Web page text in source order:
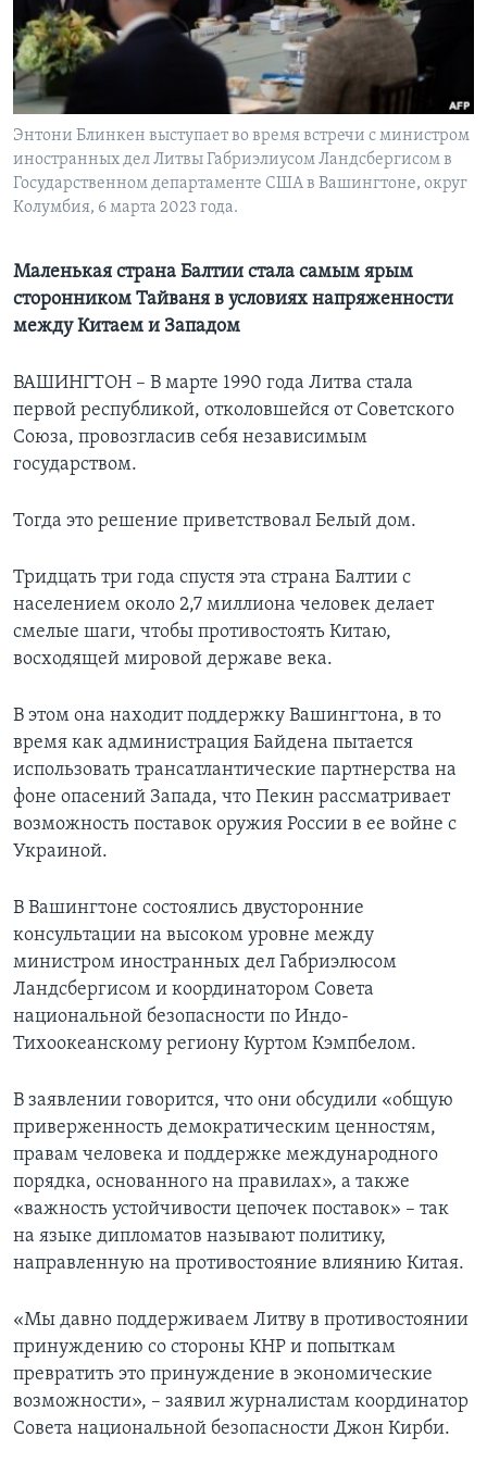
Learning English
СОЦИАЛЬНЫЕ СЕТИ
Языки
Энтони Блинкен выступает во время встречи с министром
иностранных дел Литвы Габриэлиусом Ландсбергисом в
Государственном департаменте США в Вашингтоне, округ
Колумбия, 6 марта 2023 года.
Маленькая страна Балтии стала самым ярым
сторонником Тайваня в условиях напряженности
между Китаем и Западом
ВАШИНГТОН – В марте 1990 года Литва стала
первой республикой, отколовшейся от Советского
Союза, провозгласив себя независимым
государством.
Тогда это решение приветствовал Белый дом.
Тридцать три года спустя эта страна Балтии с
населением около 2,7 миллиона человек делает
смелые шаги, чтобы противостоять Китаю,
восходящей мировой державе века.
В этом она находит поддержку Вашингтона, в то
время как администрация Байдена пытается
использовать трансатлантические партнерства на
фоне опасений Запада, что Пекин рассматривает
возможность поставок оружия России в ее войне с
Украиной.
В Вашингтоне состоялись двусторонние
консультации на высоком уровне между
министром иностранных дел Габриэлюсом
Ландсбергисом и координатором Совета
национальной безопасности по Индо-
Тихоокеанскому региону Куртом Кэмпбелом.
В заявлении говорится, что они обсудили «общую
приверженность демократическим ценностям,
правам человека и поддержке международного
порядка, основанного на правилах», а также
«важность устойчивости цепочек поставок» – так
на языке дипломатов называют политику,
направленную на противостояние влиянию Китая.
«Мы давно поддерживаем Литву в противостоянии
принуждению со стороны КНР и попыткам
превратить это принуждение в экономические
возможности», – заявил журналистам координатор
Совета национальной безопасности Джон Кирби.